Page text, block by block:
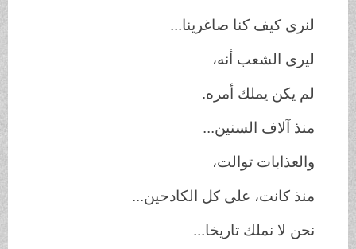
لنرى كيف كنا صاغرينا...
ليرى الشعب أنه،
لم يكن يملك أمره.
منذ آلاف السنين...
والعذابات توالت،
منذ كانت، على كل الكادحين...
نحن لا نملك تاريخا...